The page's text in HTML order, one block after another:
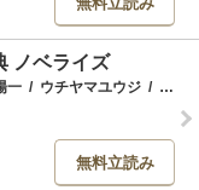
ノベライズ
一 / ウチヤマユウジ /
無料立読み